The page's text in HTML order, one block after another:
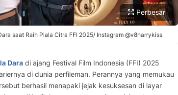
Perbesar
saat Raih Piala Citra FFI 2025/ Instagram @v8harrykiss
Dara di ajang Festival Film Indonesia (FFI) 2025
di dunia perfileman. Perannya yang memukau
berhasil menapaki jejak kesuksesan di layar